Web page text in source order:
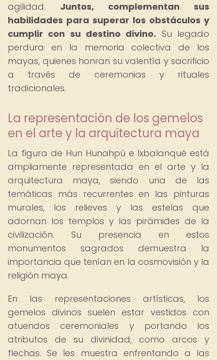
agilidad. Juntos, complementan sus
habilidades para superar los obstáculos y
cumplir con su destino divino. Su legado
perdura en la memoria colectiva de los
mayas, quienes honran su valentía y sacrificio
a través de ceremonias y rituales
tradicionales.
La representación de los gemelos
en el arte y la arquitectura maya
La figura de Hun Hunahpú e Ixbalanqué está
ampliamente representada en el arte y la
arquitectura maya, siendo una de las
temáticas más recurrentes en las pinturas
murales, los relieves y las estelas que
adornan los templos y las pirámides de la
civilización. Su presencia en estos
monumentos sagrados demuestra la
importancia que tenían en la cosmovisión y la
religión maya.
En las representaciones artísticas, los
gemelos divinos suelen estar vestidos con
atuendos ceremoniales y portando los
atributos de su divinidad, como arcos y
flechas. Se les muestra enfrentando a las